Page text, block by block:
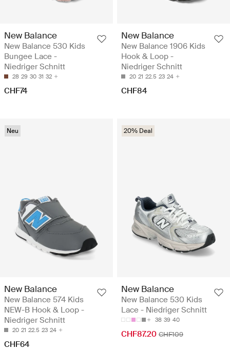
New Balance
New Balance 530 Kids
Bungee Lace -
Niedriger Schnitt
28 29 30 31 32
CHF74
New Balance
New Balance 1906 Kids
Hook & Loop -
Niedriger Schnitt
20 21 22.5 23 24
CHF84
Neu
New Balance
New Balance 574 Kids
NEW-B Hook & Loop -
Niedriger Schnitt
20 21 22.5 23 24
CHF64
20% Deal
New Balance
New Balance 530 Kids
Lace - Niedriger Schnitt
38 39 40
CHF87.20 CHF109